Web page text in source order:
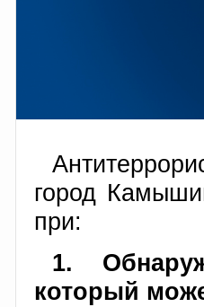
город
при:
1.
который